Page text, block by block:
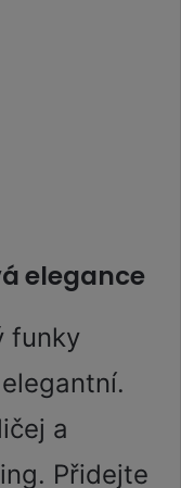
elegance
funky
a
Přidejte